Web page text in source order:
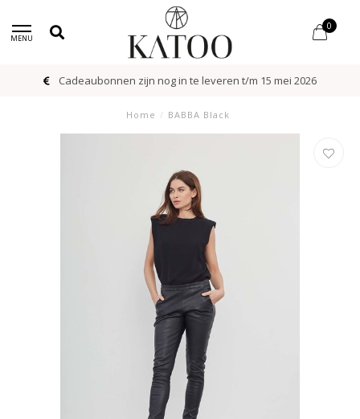
MENU
0
Cadeaubonnen zijn nog in te leveren t/m 15 mei 2026
Home / BABBA Black